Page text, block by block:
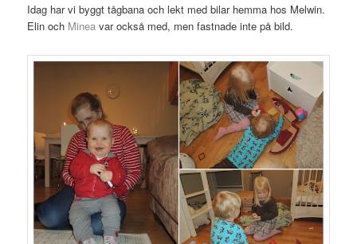
Idag har vi byggt tågbana och lekt med bilar hemma hos Melwin.
Elin och Minea var också med, men fastnade inte på bild.